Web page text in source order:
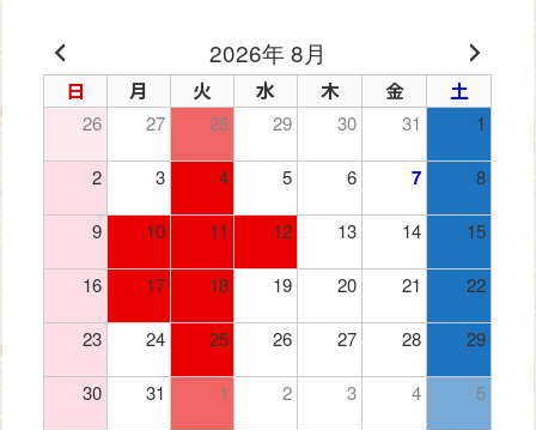
2026年 8月
日 月 火 水 木 金 土
26 27 28 29 30 31 1
2 3 4 5 6 7 8
9 10 11 12 13 14 15
16 17 18 19 20 21 22
23 24 25 26 27 28 29
30 31 1 2 3 4 5